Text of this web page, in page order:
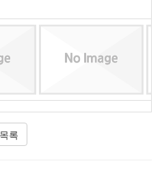
목록